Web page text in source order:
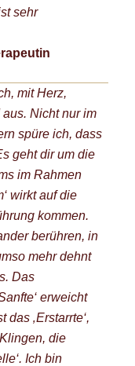
sehr
mit Herz,
Nicht nur im
spüre ich, dass
geht dir um die
im Rahmen
wirkt auf die
kommen.
berühren, in
mehr dehnt
Das
erweicht
das ‚Erstarrte‘,
Klingen, die
Ich bin